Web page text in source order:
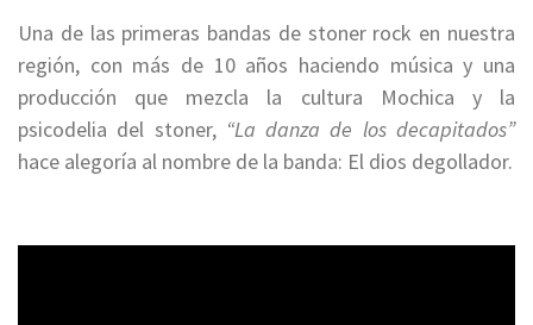
Una de las primeras bandas de stoner rock en nuestra
región, con más de 10 años haciendo música y una
producción que mezcla la cultura Mochica y la
psicodelia del stoner, “La danza de los decapitados”
hace alegoría al nombre de la banda: El dios degollador.